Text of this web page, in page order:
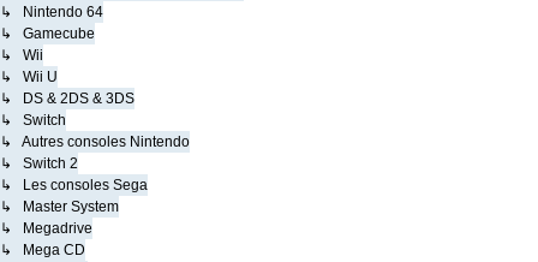
↳ Nintendo 64
↳ Gamecube
↳ Wii
↳ Wii U
↳ DS & 2DS & 3DS
↳ Switch
↳ Autres consoles Nintendo
↳ Switch 2
↳ Les consoles Sega
↳ Master System
↳ Megadrive
↳ Mega CD